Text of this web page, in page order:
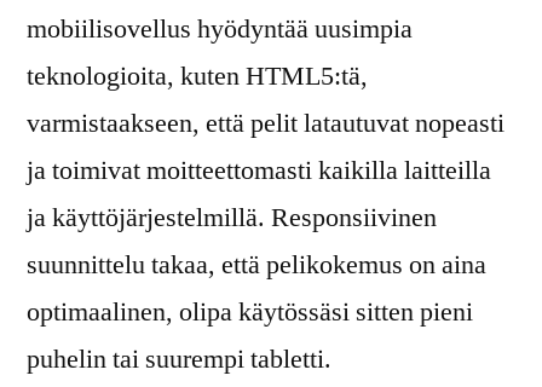
mobiilisovellus hyödyntää uusimpia
teknologioita, kuten HTML5:tä,
varmistaakseen, että pelit latautuvat nopeasti
ja toimivat moitteettomasti kaikilla laitteilla
ja käyttöjärjestelmillä. Responsiivinen
suunnittelu takaa, että pelikokemus on aina
optimaalinen, olipa käytössäsi sitten pieni
puhelin tai suurempi tabletti.